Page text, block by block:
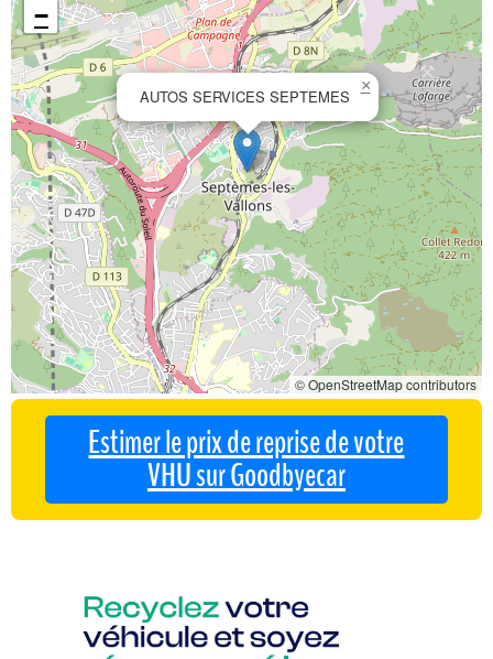
AUTOS SERVICES SEPTEMES
×
−
© OpenStreetMap contributors
Estimer le prix de reprise de votre
VHU sur Goodbyecar